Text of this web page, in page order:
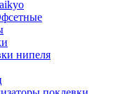
нипеля